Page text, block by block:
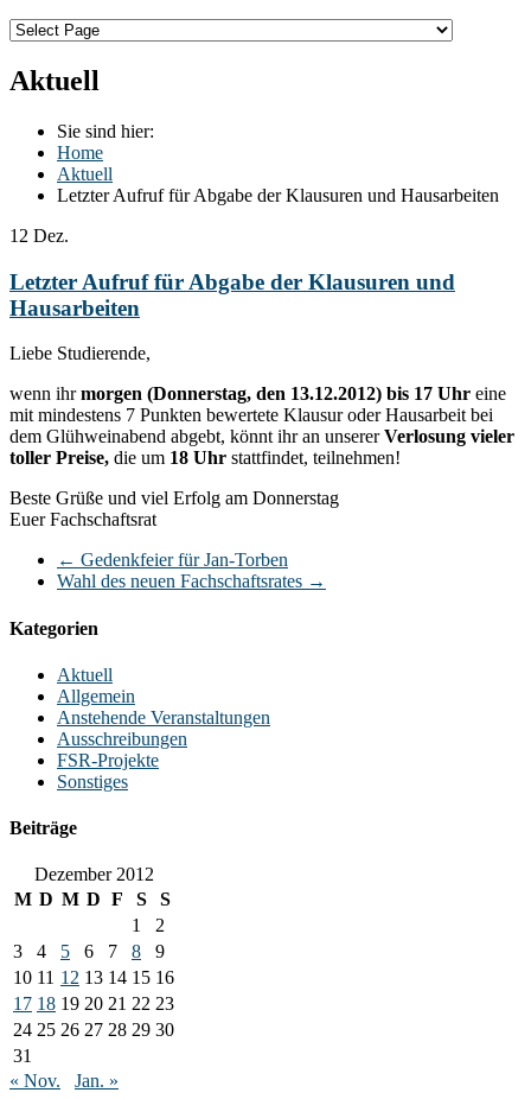
Aktuell
Sie sind hier:
Home
Aktuell
Letzter Aufruf für Abgabe der Klausuren und Hausarbeiten
12 Dez.
Letzter Aufruf für Abgabe der Klausuren und
Hausarbeiten
Liebe Studierende,
wenn ihrmorgen (Donnerstag, den 13.12.2012) bis 17 Uhr eine
mit mindestens 7 Punkten bewertete Klausur oder Hausarbeit bei
dem Glühweinabend abgebt, könnt ihr an unsererVerlosung vieler
toller Preise, die um 18 Uhr stattfindet, teilnehmen!
Beste Grüße und viel Erfolg am Donnerstag
Euer Fachschaftsrat
← Gedenkfeier für Jan-Torben
Wahl des neuen Fachschaftsrates →
Kategorien
Aktuell
Allgemein
Anstehende Veranstaltungen
Ausschreibungen
FSR-Projekte
Sonstiges
Beiträge
Dezember 2012
M D M D F S
S
1
2
3
4 5 6 7 8
9
10 11 12 13 14 15 16
17 18 19 20 21 22 23
24 25 26 27 28 29 30
31
« Nov.
Jan. »